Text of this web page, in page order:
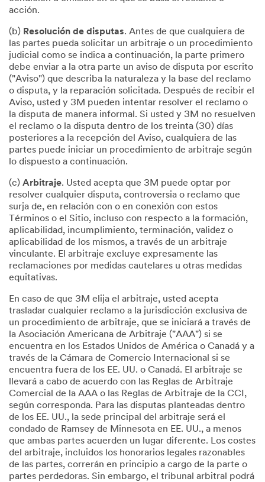
acción.
(b) Resolución de disputas. Antes de que cualquiera de
las partes pueda solicitar un arbitraje o un procedimiento
judicial como se indica a continuación, la parte primero
debe enviar a la otra parte un aviso de disputa por escrito
("Aviso") que describa la naturaleza y la base del reclamo
o disputa, y la reparación solicitada. Después de recibir el
Aviso, usted y 3M pueden intentar resolver el reclamo o
la disputa de manera informal. Si usted y 3M no resuelven
el reclamo o la disputa dentro de los treinta (30) días
posteriores a la recepción del Aviso, cualquiera de las
partes puede iniciar un procedimiento de arbitraje según
lo dispuesto a continuación.
(c) Arbitraje. Usted acepta que 3M puede optar por
resolver cualquier disputa, controversia o reclamo que
surja de, en relación con o en conexión con estos
Términos o el Sitio, incluso con respecto a la formación,
aplicabilidad, incumplimiento, terminación, validez o
aplicabilidad de los mismos, a través de un arbitraje
vinculante. El arbitraje excluye expresamente las
reclamaciones por medidas cautelares u otras medidas
equitativas.
En caso de que 3M elija el arbitraje, usted acepta
trasladar cualquier reclamo a la jurisdicción exclusiva de
un procedimiento de arbitraje, que se iniciará a través de
la Asociación Americana de Arbitraje ("AAA") si se
encuentra en los Estados Unidos de América o Canadá y a
través de la Cámara de Comercio Internacional si se
encuentra fuera de los EE. UU. o Canadá. El arbitraje se
llevará a cabo de acuerdo con las Reglas de Arbitraje
Comercial de la AAA o las Reglas de Arbitraje de la CCI,
según corresponda. Para las disputas planteadas dentro
de los EE. UU., la sede principal del arbitraje será el
condado de Ramsey de Minnesota en EE. UU., a menos
que ambas partes acuerden un lugar diferente. Los costes
del arbitraje, incluidos los honorarios legales razonables
de las partes, correrán en principio a cargo de la parte o
partes perdedoras. Sin embargo, el tribunal arbitral podrá